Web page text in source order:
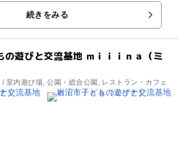
文化、名所・名産を取り入れた地域密着
続きをみる
の遊びと交流基地 ｍｉｉｉｎａ（ミ
室内遊び場, 公園・総合公園, レストラン・カフェ